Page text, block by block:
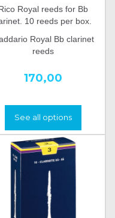
Royal reeds for Bb
10 reeds per box.
Royal Bb clarinet
reeds
170,00
See all options